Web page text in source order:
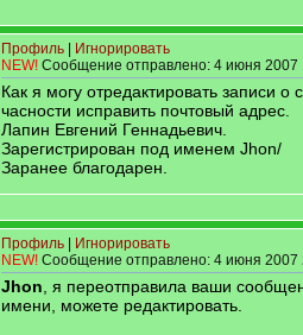
Профиль
Игнорировать
NEW! Сообщение отправлено: 4 июня 2007
Как я могу отредактировать записи о
часности исправить почтовый адрес.
Лапин Евгений Геннадьевич.
Зарегистрирован под именем Jhon/
Заранее благодарен.
Профиль
Игнорировать
NEW! Сообщение отправлено: 4 июня 2007
Jhon , я переотправила ваши
имени, можете редактировать.